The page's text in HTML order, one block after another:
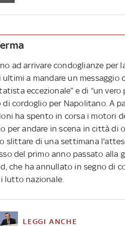
ad arrivare condoglianze per
a mandare un messaggio
eccezionale” e di “un
cordoglio per Napolitano. A
ha spento in corsa i motori
per andare in scena in città di
slittare di una settimana
del primo anno passato alla
che ha annullato in segno di
lutto nazionale.
LEGGI ANCHE